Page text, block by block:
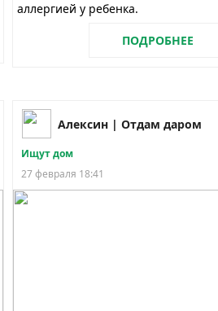
аллергией у ребенка.
ПОДРОБНЕЕ
Алексин | Отдам даром
Ищут дом
27 февраля 18:41